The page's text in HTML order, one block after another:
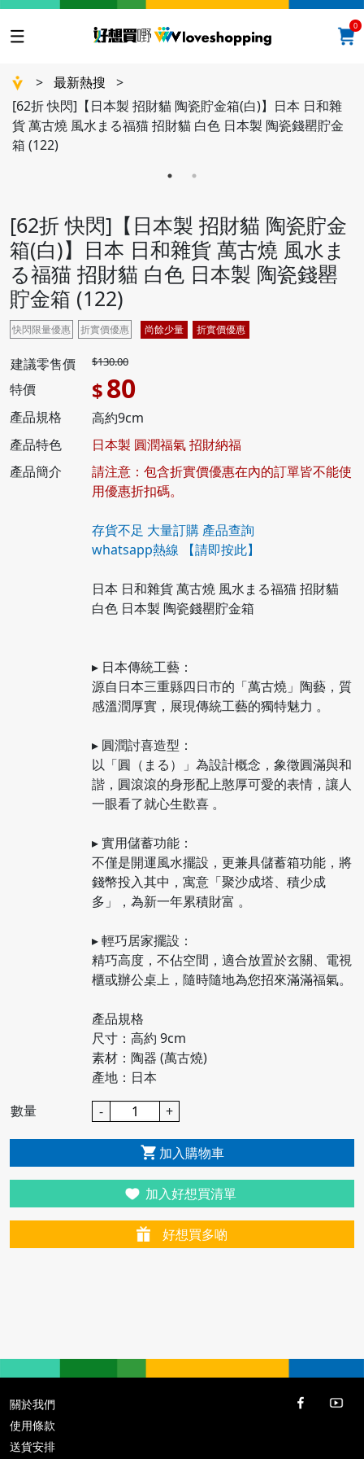
0
> 最新熱搜
>
[62折 快閃]【日本製 招財貓 陶瓷貯金箱(白)】日本 日和雜
貨 萬古燒 風水まる福猫 招財貓 白色 日本製 陶瓷錢罌貯金
箱 (122)
[62折 快閃]【日本製 招財貓 陶瓷貯金
箱(白)】日本 日和雜貨 萬古燒 風水ま
る福猫 招財貓 白色 日本製 陶瓷錢罌
貯金箱 (122)
快閃限量優惠 折實價優惠 尚餘少量 折實價優惠
建議零售價 $130.00
特價 $80
產品規格
高約9cm
產品特色
日本製 圓潤福氣 招財納福
產品簡介
請注意：包含折實價優惠在內的訂單皆不能使
用優惠折扣碼。
存貨不足 大量訂購 產品查詢
whatsapp熱線
【請即按此】
日本 日和雜貨 萬古燒 風水まる福猫 招財貓
白色 日本製 陶瓷錢罌貯金箱
▸ 日本傳統工藝：
源自日本三重縣四日市的「萬古燒」陶藝，質
感溫潤厚實，展現傳統工藝的獨特魅力 。
▸ 圓潤討喜造型：
以「圓（まる）」為設計概念，象徵圓滿與和
諧，圓滾滾的身形配上憨厚可愛的表情，讓人
一眼看了就心生歡喜 。
▸ 實用儲蓄功能：
不僅是開運風水擺設，更兼具儲蓄箱功能，將
錢幣投入其中，寓意「聚沙成塔、積少成
多」，為新一年累積財富 。
▸ 輕巧居家擺設：
精巧高度，不佔空間，適合放置於玄關、電視
櫃或辦公桌上，隨時隨地為您招來滿滿福氣。
產品規格
尺寸：高約 9cm
素材：陶器 (萬古燒)
產地：日本
數量
- +
加入購物車
加入好想買清單
好想買多啲
關於我們
使用條款
送貨安排